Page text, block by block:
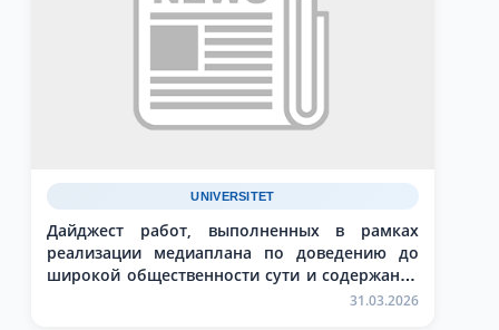
UNIVERSITET
Дайджест работ, выполненных в рамках
реализации медиаплана по доведению до
широкой общественности сути и содержания
задач, обозначенных в Послании Президента
31.03.2026